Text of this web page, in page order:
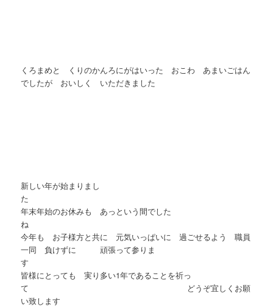
くろまめと くりのかんろにがはいった おこわ あまいごはん
でしたが おいしく いただきました
新しい年が始まりまし
年末年始のお休みも あっという間でした
今年も お子様方と共に 元気いっぱいに 過ごせるよう 職員
一同 負けずに 頑張って参りま
皆様にとっても 実り多い1年であることを祈っ
て どうぞ宜しくお願
い致します